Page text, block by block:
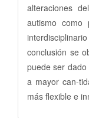
alteraciones
autismo
conclusión se
puede ser
a mayor can-
más flexible e